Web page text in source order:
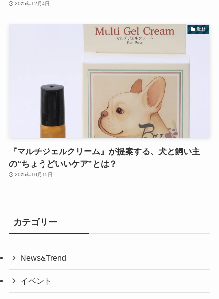
2025年12月4日
取材
『マルチジェルクリーム』が提案する、犬と飼い主
の“ちょうどいいケア”とは？
2025年10月15日
カテゴリー
News&Trend
イベント